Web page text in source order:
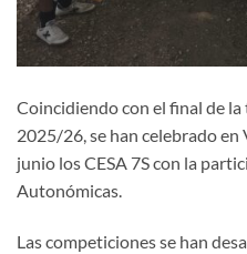
Coincidiendo con el final de
2025/26, se han celebrado
junio los CESA 7S con la
Autonómicas.
Las competiciones se han